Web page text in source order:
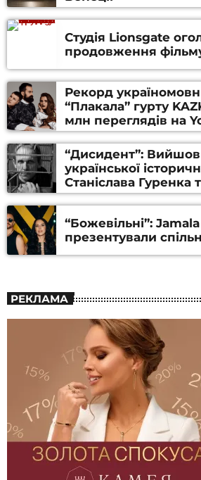
Студія Lionsgate
продовження
Рекорд
“Плакала” гурту
млн переглядів на
“Дисидент”:
української
Станіслава Гуренка
Алфьорова (ВІДЕО)
“Божевільні”:
презентували
РЕКЛАМА